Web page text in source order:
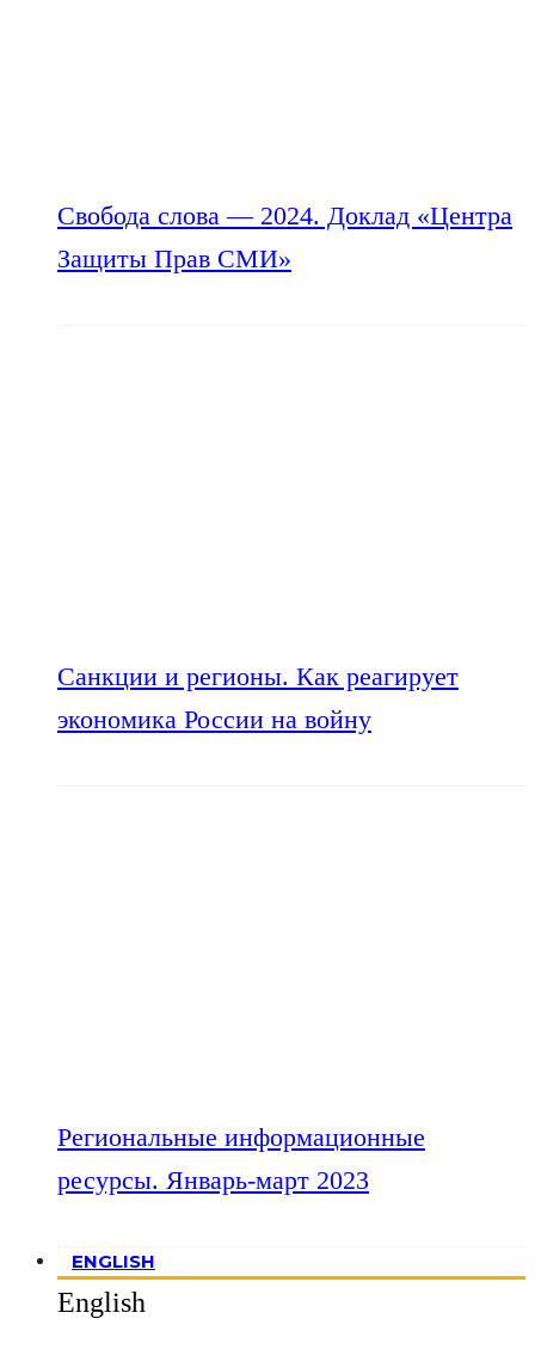
Свобода слова — 2024. Доклад «Центра
Защиты Прав СМИ»
Санкции и регионы. Как реагирует
экономика России на войну
Региональные информационные
ресурсы. Январь-март 2023
ENGLISH
English